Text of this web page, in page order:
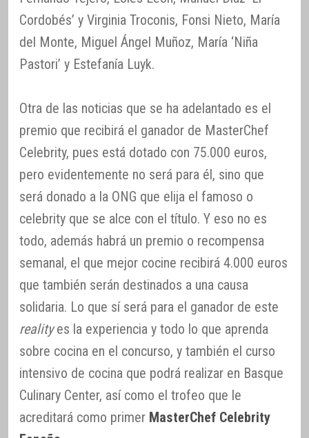
Cordobés’ y Virginia Troconis, Fonsi Nieto, María
del Monte, Miguel Ángel Muñoz, María ‘Niña
Pastori’ y Estefanía Luyk.
Otra de las noticias que se ha adelantado es el
premio que recibirá el ganador de MasterChef
Celebrity, pues está dotado con 75.000 euros,
pero evidentemente no será para él, sino que
será donado a la ONG que elija el famoso o
celebrity que se alce con el título. Y eso no es
todo, además habrá un premio o recompensa
semanal, el que mejor cocine recibirá 4.000 euros
que también serán destinados a una causa
solidaria. Lo que sí será para el ganador de este
realityes la experiencia y todo lo que aprenda
sobre cocina en el concurso, y también el curso
intensivo de cocina que podrá realizar en Basque
Culinary Center, así como el trofeo que le
acreditará como primer MasterChef Celebrity